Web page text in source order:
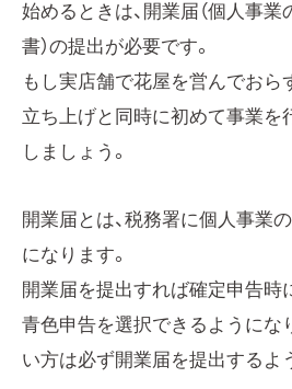
始めるときは、開業届（個人事業
書）の提出が必要です。
もし実店舗で花屋を営んでおら
立ち上げと同時に初めて事業を
しましょう。
開業届とは、税務署に個人事業
になります。
開業届を提出すれば確定申告時
青色申告を選択できるようにな
い方は必ず開業届を提出するよ